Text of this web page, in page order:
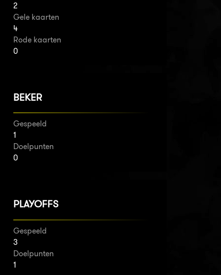
2
Gele kaarten
4
Rode kaarten
0
BEKER
Gespeeld
1
Doelpunten
0
PLAYOFFS
Gespeeld
3
Doelpunten
1